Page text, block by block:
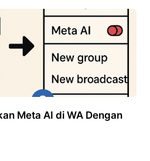
Meta AI di WA Dengan